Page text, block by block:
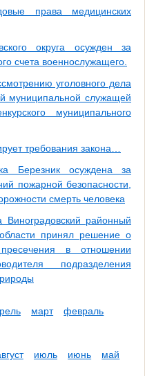
права медицинских
округа осужден за
счета военнослужащего.
уголовного дела
муниципальной служащей
муниципального
требования закона…
Березник осуждена за
пожарной безопасности,
смерть человека
районный
принял решение о
в отношении
подразделения
март
февраль
июль июнь
май